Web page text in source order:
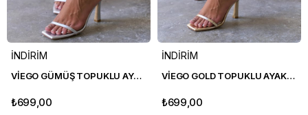
İNDİRİM
VİEGO GÜMÜŞ TOPUKLU AYAKKABI
₺699,00
İNDİRİM
VİEGO GOLD TOPUKLU AYAKKABI
₺699,00